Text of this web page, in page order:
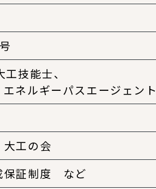
技能士、
エネルギーパスエージェント
大工の会
保証制度 など